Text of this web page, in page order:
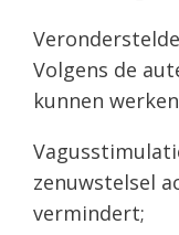
Volgens de
kunnen
zenuwstelsel
vermindert;